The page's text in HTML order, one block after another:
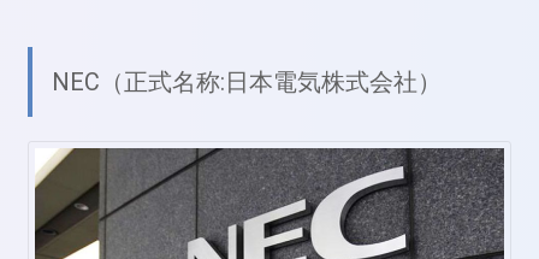
NEC（正式名称:日本電気株式会社）